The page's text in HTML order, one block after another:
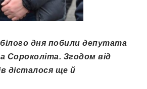
дня побили депутата
Сороколіта. Згодом від
дісталося ще й